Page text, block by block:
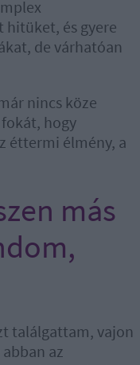
hitüket, és gyere
de várhatóan
nincs köze
hogy
éttermi élmény, a
más
találgattam, vajon
az